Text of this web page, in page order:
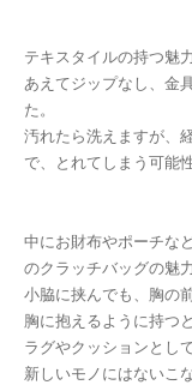
テキスタイルの持つ魅
あえてジップなし、金
た。
汚れたら洗えますが、
で、とれてしまう可能
中にお財布やポーチな
のクラッチバッグの魅
小脇に挟んでも、胸の
胸に抱えるように持つ
ラグやクッションとし
新しいモノにはないこ